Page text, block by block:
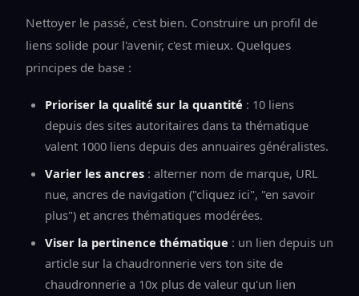
Nettoyer le passé, c'est bien. Construire un profil de
liens solide pour l'avenir, c'est mieux. Quelques
principes de base :
Prioriser la qualité sur la quantité : 10 liens
depuis des sites autoritaires dans ta thématique
valent 1000 liens depuis des annuaires généralistes.
Varier les ancres : alterner nom de marque, URL
nue, ancres de navigation ("cliquez ici", "en savoir
plus") et ancres thématiques modérées.
Viser la pertinence thématique : un lien depuis un
article sur la chaudronnerie vers ton site de
chaudronnerie a 10x plus de valeur qu'un lien